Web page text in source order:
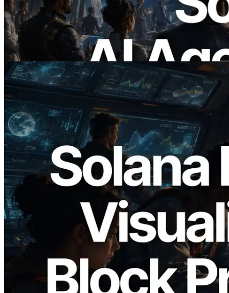
— ยุคที่ AI Agent จ่ายเงินให้ API ที่ต้องใช้
แบบ On Demand
อ่านบทความนี้
2026.05.24
Validators Solutions เปิดตัว Solana Block
Analyzer — แสดงเวลาการผลิตบล็อก
ระดับ slot และบาลิเดเตอร์ที่รับผิดชอบ